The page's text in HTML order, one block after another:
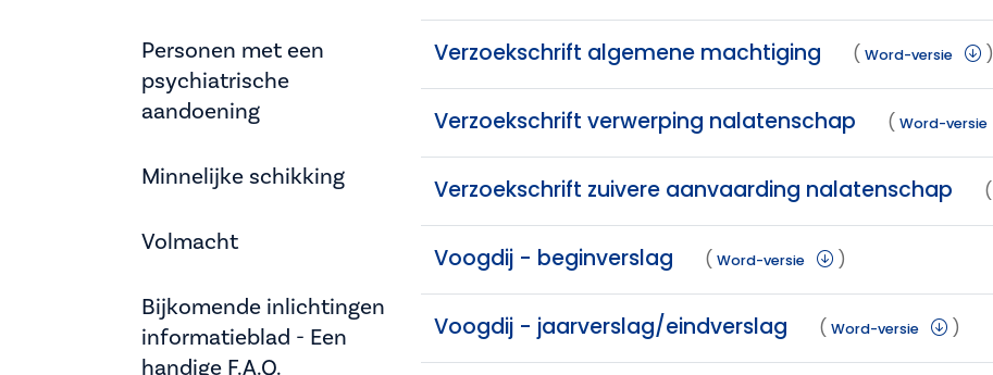
Personen met een
psychiatrische
aandoening
Minnelijke schikking
Volmacht
Bijkomende inlichtingen
informatieblad - Een
handige F.A.Q.
Verzoekschrift algemene machtiging ( Word-versie )
Verzoekschrift verwerping nalatenschap ( Word-versie
Verzoekschrift zuivere aanvaarding nalatenschap (
Voogdij - beginverslag ( Word-versie )
Voogdij - jaarverslag/eindverslag ( Word-versie )